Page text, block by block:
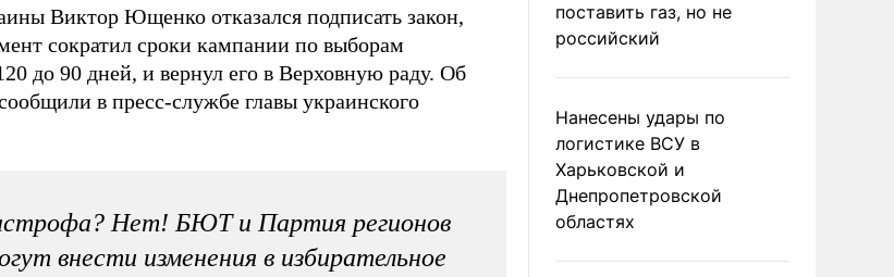
Виктор Ющенко отказался подписать закон,
сократил сроки кампании по выборам
до 90 дней, и вернул его в Верховную раду. Об
в пресс-службе главы украинского
Нет! БЮТ и Партия регионов
внести изменения в избирательное
поставить газ, но не
российский
Нанесены удары по
логистике ВСУ в
Харьковской и
Днепропетровской
областях